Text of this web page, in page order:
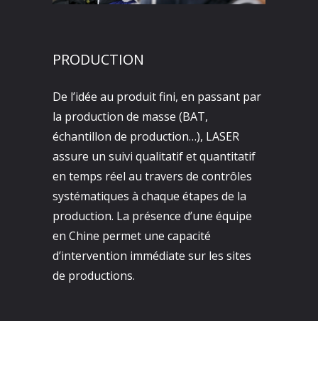
PRODUCTION
De l’idée au produit fini, en passant par
la production de masse (BAT,
échantillon de production…), LASER
assure un suivi qualitatif et quantitatif
en temps réel au travers de contrôles
systématiques à chaque étapes de la
production. La présence d’une équipe
en Chine permet une capacité
d’intervention immédiate sur les sites
de productions.